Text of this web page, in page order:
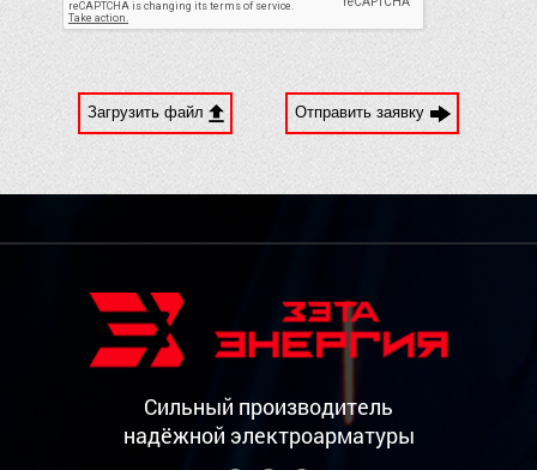
Загрузить файл Отправить заявку
Сильный производитель
надёжной электроарматуры